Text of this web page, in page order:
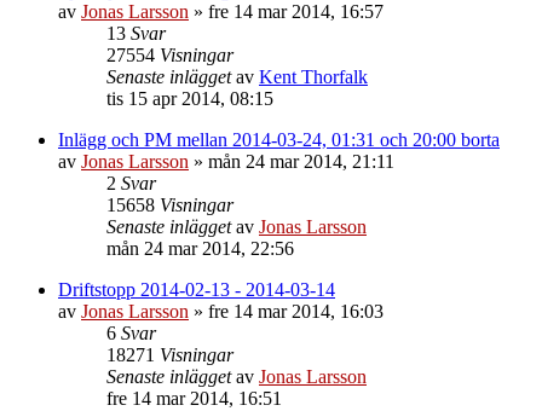
av Jonas Larsson » fre 14 mar 2014, 16:57
13 Svar
27554 Visningar
Senaste inläggetav Kent Thorfalk
tis 15 apr 2014, 08:15
Inlägg och PM mellan 2014-03-24, 01:31 och 20:00 borta
av Jonas Larsson » mån 24 mar 2014, 21:11
2 Svar
15658 Visningar
Senaste inläggetav Jonas Larsson
mån 24 mar 2014, 22:56
Driftstopp 2014-02-13 - 2014-03-14
av Jonas Larsson » fre 14 mar 2014, 16:03
6 Svar
18271 Visningar
Senaste inläggetav Jonas Larsson
fre 14 mar 2014, 16:51